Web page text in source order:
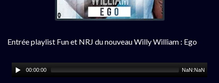
Entrée playlist Fun et NRJ du nouveau Willy William : Ego
00:00:00 NaN:NaN